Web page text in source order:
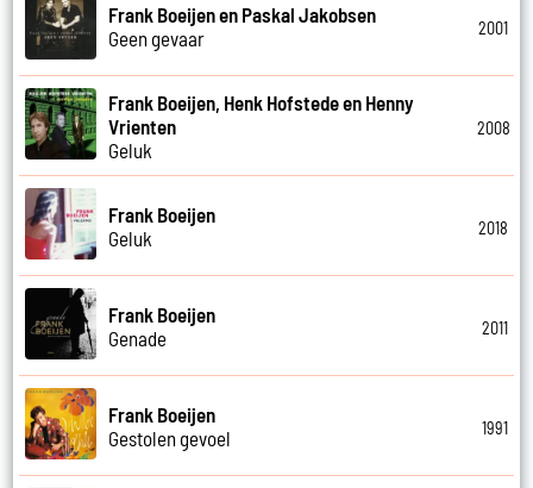
Frank Boeijen en Paskal Jakobsen
Geen gevaar
2001
Frank Boeijen, Henk Hofstede en Henny
Vrienten
Geluk
2008
Frank Boeijen
Geluk
2018
Frank Boeijen
Genade
2011
Frank Boeijen
Gestolen gevoel
1991